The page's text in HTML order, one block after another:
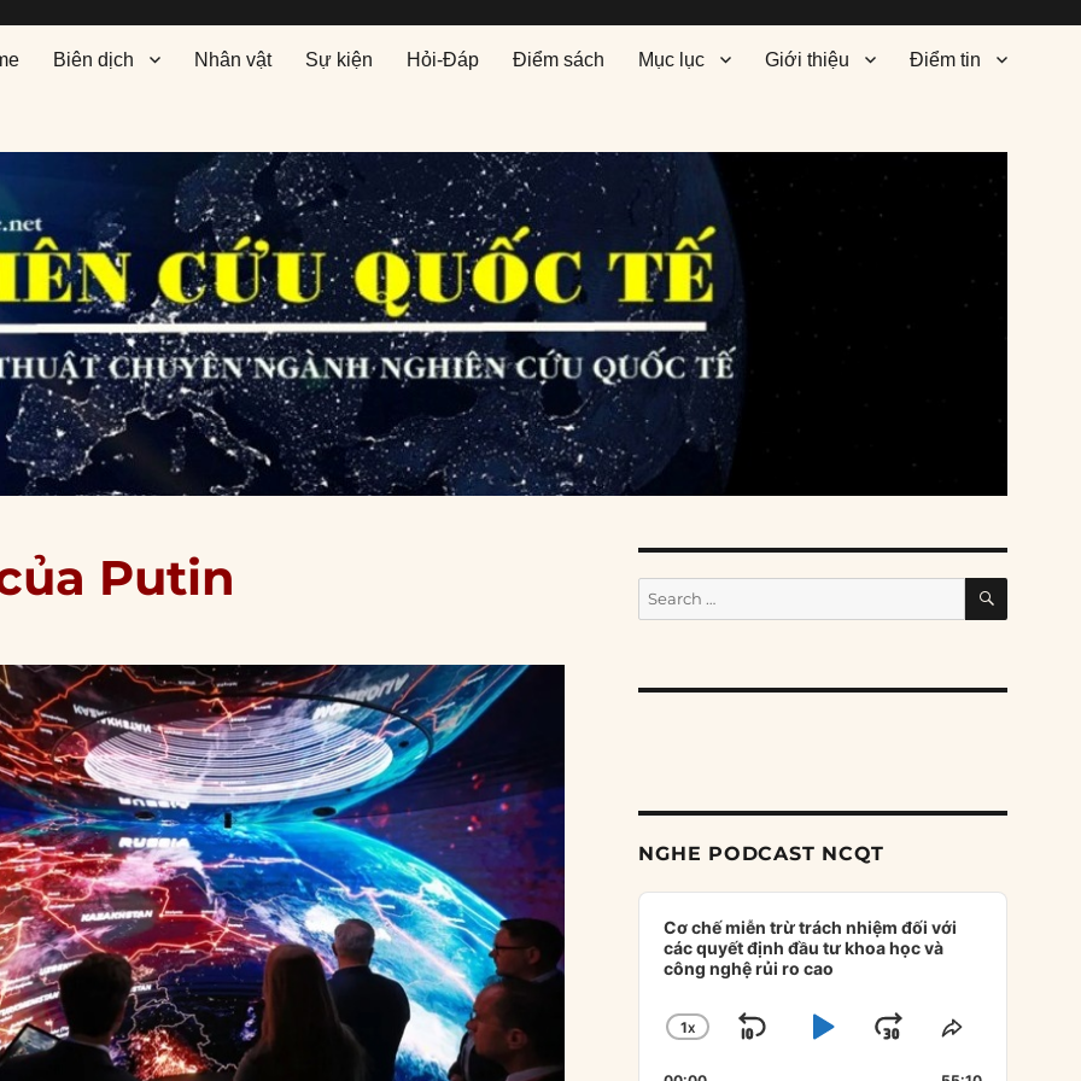
Biên dịch Nhân vật Sự kiện Hỏi-Đáp Điểm sách Mục lục Giới thiệu Điểm tin
Putin
Search
for:
SEARCH
NGHE PODCAST NCQT
Audio
Player
Cơ chế miễn trừ trách nhiệm đối với
các quyết định đầu tư khoa học và
công nghệ rủi ro cao
CHANGE
1X
SKIPPLAYJUMPSHARE